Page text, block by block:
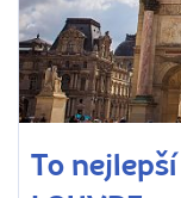
To nejlepší